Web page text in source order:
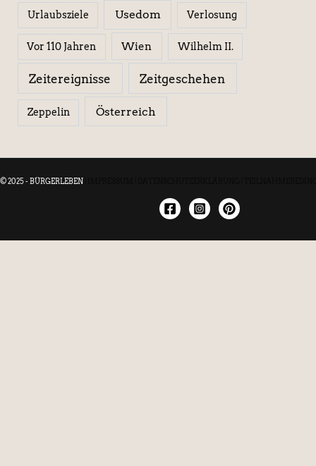
Urlaubsziele Usedom Verlosung
Vor 110 Jahren Wien Wilhelm II.
Zeitereignisse Zeitgeschehen
Zeppelin Österreich
© 2025 - BÜRGERLEBEN